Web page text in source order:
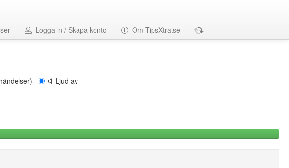
Logga in / Skapa konto Om TipsXtra.se
Ljud av